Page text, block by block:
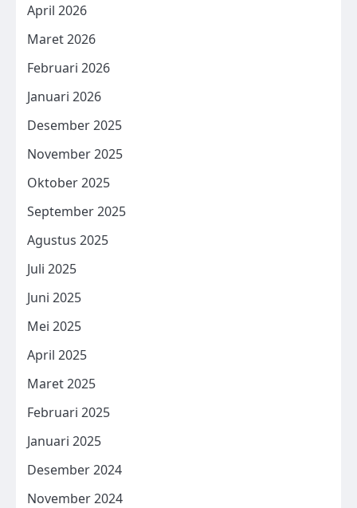
April 2026
Maret 2026
Februari 2026
Januari 2026
Desember 2025
November 2025
Oktober 2025
September 2025
Agustus 2025
Juli 2025
Juni 2025
Mei 2025
April 2025
Maret 2025
Februari 2025
Januari 2025
Desember 2024
November 2024